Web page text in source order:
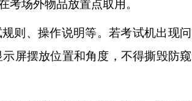
场外物品放置点取用。
则、操作说明等。若考试机出现问
屏摆放位置和角度，不得撕毁防窥